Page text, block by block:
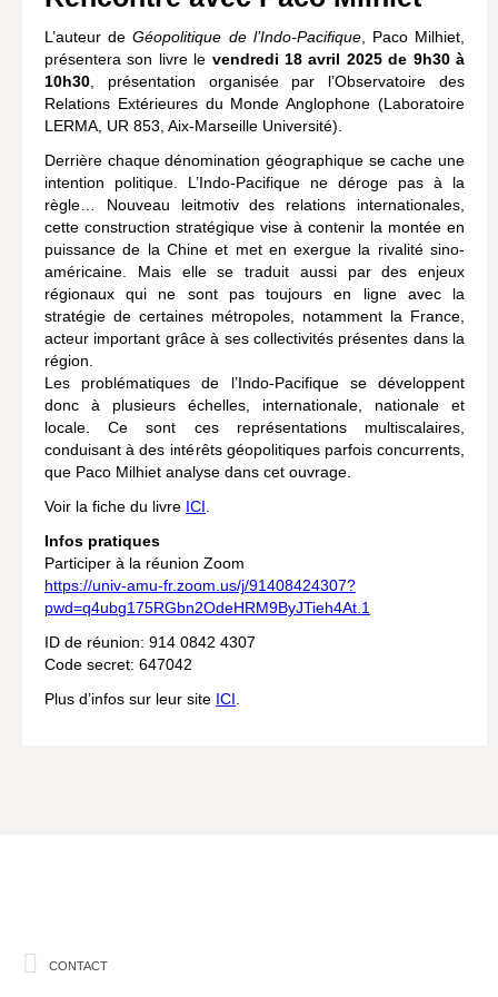
Lieux de…
MiMed
Mobilisations
MythO !
Actes de colloque
>> Cavalier poche <<
>> Livres numériques <<
AUTEURS
CORPORATE
Idées reçues – Corporate
CONTACT
NEWSLETTER
MENTIONS LÉGALES
L’auteur deGéopolitique de l’Indo-Pacifique, Paco Milhiet,
présentera son livre le vendredi 18 avril 2025 de 9h30 à
10h30, présentation organisée par l’Observatoire des
Relations Extérieures du Monde Anglophone (Laboratoire
LERMA, UR 853, Aix-Marseille Université).
Derrière chaque dénomination géographique se cache une
intention politique. L’Indo-Pacifique ne déroge pas à la
règle… Nouveau leitmotiv des relations internationales,
cette construction stratégique vise à contenir la montée en
puissance de la Chine et met en exergue la rivalité sino-
américaine. Mais elle se traduit aussi par des enjeux
régionaux qui ne sont pas toujours en ligne avec la
stratégie de certaines métropoles, notamment la France,
acteur important grâce à ses collectivités présentes dans la
région.
Les problématiques de l’Indo-Pacifique se développent
donc à plusieurs échelles, internationale, nationale et
locale. Ce sont ces représentations multiscalaires,
conduisant à des intérêts géo­politiques parfois concurrents,
que Paco Milhiet analyse dans cet ouvrage.
Voir la fiche du livre ICI .
Infos pratiques
Participer à la réunion Zoom
https://univ-amu-fr.zoom.us/j/91408424307?
pwd=q4ubg175RGbn2OdeHRM9ByJTieh4At.1
ID de réunion: 914 0842 4307
Code secret: 647042
Plus d’infos sur leur site ICI .
CONTACT